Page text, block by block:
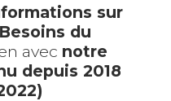
sur
du
avec notre
depuis 2018